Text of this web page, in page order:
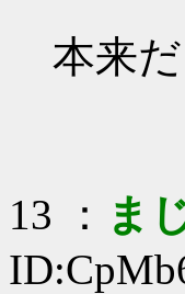
本来
13 ： ま